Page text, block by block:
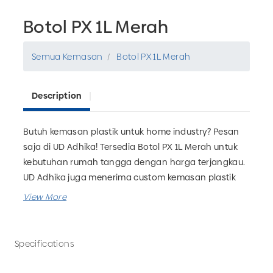
Botol PX 1L Merah
Semua Kemasan Botol PX 1L Merah
Description
Butuh kemasan plastik untuk home industry? Pesan
saja di UD Adhika! Tersedia Botol PX 1L Merah untuk
kebutuhan rumah tangga dengan harga terjangkau.
UD Adhika juga menerima custom kemasan plastik
yang bisa disesuaikan dengan kebutuhan bisnis
Specifications